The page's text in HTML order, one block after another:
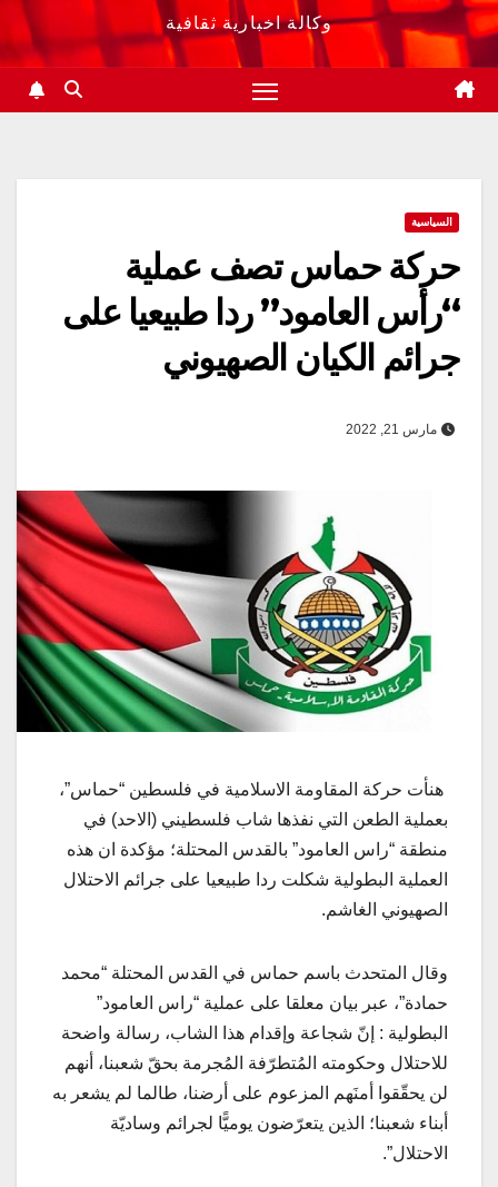
وكالة اخبارية ثقافية
السياسية
حركة حماس تصف عملية
“رأس العامود” ردا طبيعيا على
جرائم الكيان الصهيوني
مارس 21, 2022
هنأت حركة المقاومة الاسلامية في فلسطين “حماس”،
بعملية الطعن التي نفذها شاب فلسطيني (الاحد) في
منطقة “راس العامود” بالقدس المحتلة؛ مؤكدة ان هذه
العملية البطولية شكلت ردا طبيعيا على جرائم الاحتلال
الصهيوني الغاشم.
وقال المتحدث باسم حماس في القدس المحتلة “محمد
حمادة”، عبر بيان معلقا على عملية “راس العامود”
البطولية : إنّ شجاعة وإقدام هذا الشاب، رسالة واضحة
للاحتلال وحكومته المُتطرّفة المُجرمة بحقّ شعبنا، أنهم
لن يحقّقوا أمنَهم المزعوم على أرضنا، طالما لم يشعر به
أبناء شعبنا؛ الذين يتعرّضون يوميًّا لجرائم وساديّة
الاحتلال”.